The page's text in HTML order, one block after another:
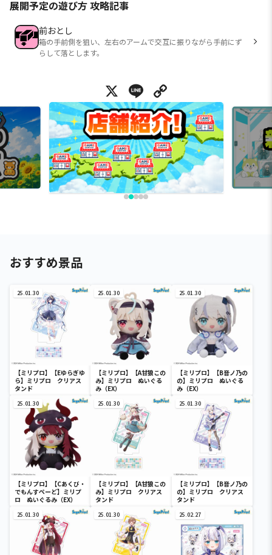
展開予定の遊び方 攻略記事
前おとし
箱の手前側を狙い、左右のアームで交互に振りながら手前にず
らして落とします。
X Line
おすすめ景品
25.01.30
【ミリプロ】【Eゆらぎゆ
ら】ミリプロ クリアス
タンド
25.01.30
【ミリプロ】【A甘狼この
み】ミリプロ ぬいぐる
み（EX）
25.01.30
【ミリプロ】【B音ノ乃の
の】ミリプロ ぬいぐる
み（EX）
25.01.30
【ミリプロ】【Cあくび・
でもんすぺーど】ミリプ
ロ ぬいぐるみ（EX）
25.01.30
【ミリプロ】【A甘狼この
み】ミリプロ クリアス
タンド
25.01.30
【ミリプロ】【B音ノ乃の
の】ミリプロ クリアス
タンド
25.01.30 25.01.30 25.02.27